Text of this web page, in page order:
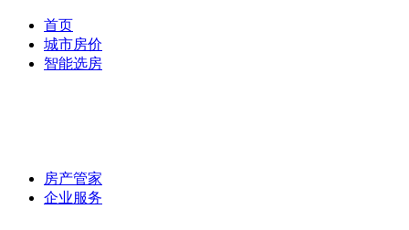
首页
城市房价
智能选房
房产管家
企业服务